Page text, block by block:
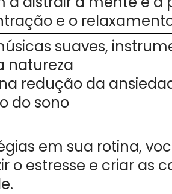
e o
suaves,
natureza
redução da
do sono
em sua rotina,
o estresse e criar as